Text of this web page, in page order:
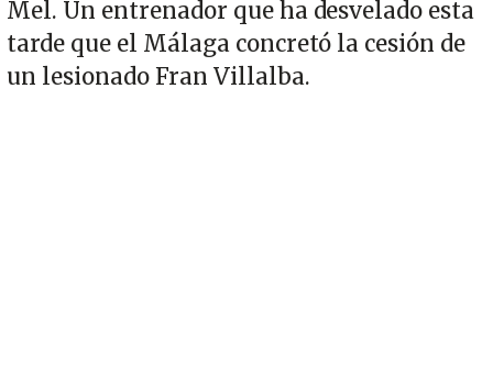
Mel. Un entrenador que ha desvelado esta
tarde que el Málaga concretó la cesión de
un lesionado Fran Villalba.